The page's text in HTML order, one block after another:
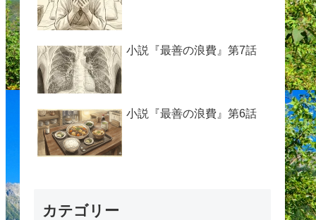
小説『最善の浪費』第7話
小説『最善の浪費』第6話
カテゴリー